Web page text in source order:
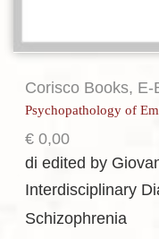
Corisco Books, E-
Psychopathology of
€ 0,00
di edited by
Interdisciplinary
Schizophrenia